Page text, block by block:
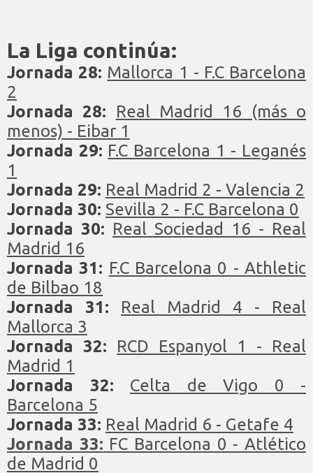
La Liga continúa:
Jornada 28: Mallorca 1 - F.C Barcelona
2
Jornada 28: Real Madrid 16 (más o
menos) - Eibar 1
Jornada 29: F.C Barcelona 1 - Leganés
1
Jornada 29: Real Madrid 2 - Valencia 2
Jornada 30: Sevilla 2 - F.C Barcelona 0
Jornada 30: Real Sociedad 16 - Real
Madrid 16
Jornada 31: F.C Barcelona 0 - Athletic
de Bilbao 18
Jornada 31: Real Madrid 4 - Real
Mallorca 3
Jornada 32: RCD Espanyol 1 - Real
Madrid 1
Jornada 32: Celta de Vigo 0 -
Barcelona 5
Jornada 33: Real Madrid 6 - Getafe 4
Jornada 33: FC Barcelona 0 - Atlético
de Madrid 0